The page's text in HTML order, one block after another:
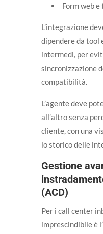
Form web
L’integrazione
dipendere da tool
intermedi, per
sincronizzazione
compatibilità.
L’agente deve
all’altro senza
cliente, con una
lo storico delle
Gestione
(ACD)
Per i call center
imprescindibile è l’